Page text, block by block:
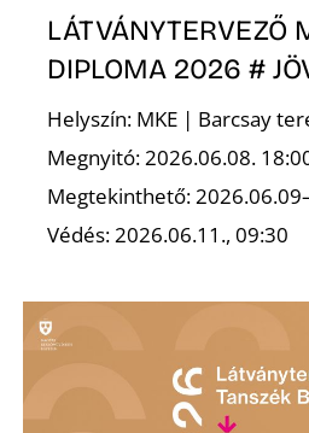
LÁTVÁNYTERVEZŐ
DIPLOMA 2026 #
Helyszín: MKE | Barcsay
Megnyitó: 2026.06.08.
Megtekinthető:
Védés: 2026.06.11., 09:30